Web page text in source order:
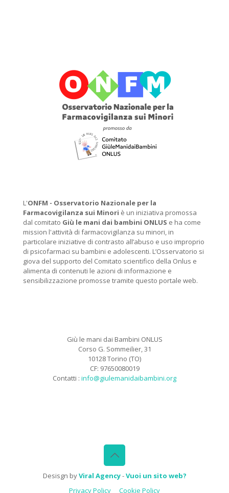
L'ONFM - Osservatorio Nazionale per la
Farmacovigilanza sui Minori è un iniziativa promossa
dal comitato Giù le mani dai bambini ONLUS e ha come
mission l'attività di farmacovigilanza su minori, in
particolare iniziative di contrasto all’abuso e uso improprio
di psicofarmaci su bambini e adolescenti. L’Osservatorio si
giova del supporto del Comitato scientifico della Onlus e
alimenta di contenuti le azioni di informazione e
sensibilizzazione promosse tramite questo portale web.
Giù le mani dai Bambini ONLUS
Corso G. Sommeilier, 31
10128 Torino (TO)
CF: 97650080019
Contatti : info@giulemanidaibambini.org
Desisgn byViral Agency-Vuoi un sito web?
Privacy Policy
Cookie Policy